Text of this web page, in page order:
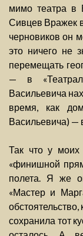
мимо театра в
Сивцев Вражек
черновиков он
это ничего не
перемещать
— в
Васильевича
время, как
Васильевича) —
Так что у моих
«финишной
полета. Я же
«Мастер и
сохранила тот